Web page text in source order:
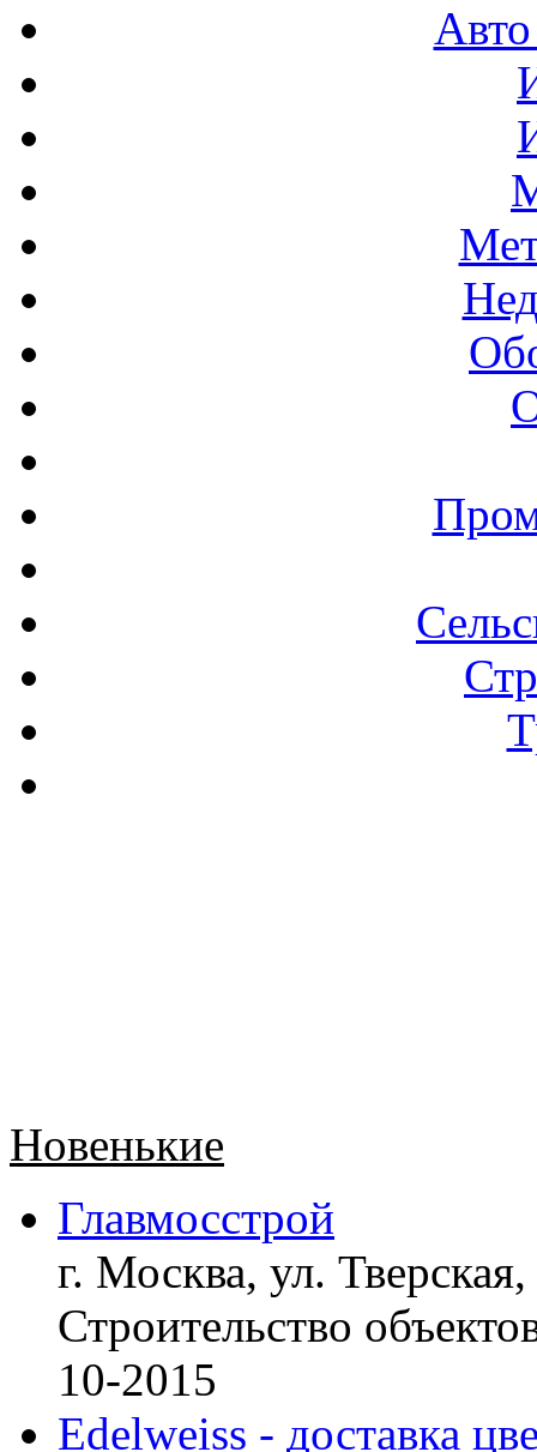
Новенькие
Главмосстрой
г. Москва, ул.
Строительство
10-2015
Edelweiss - доставка